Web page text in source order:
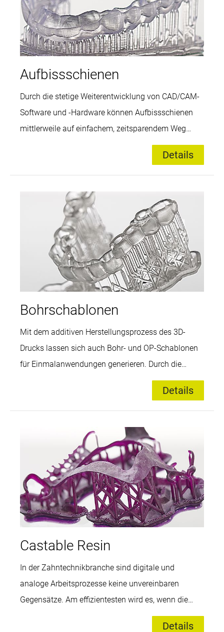
Präzision gesteigert wird. Für den Patienten
bedeutet die digitale Fertigung im 3D-Druck eine
deutlich angenehmere Behandlungsmethode im
Vergleich zu konventionellen Therapien. Die digital
erstellten, qualitativ äußerst hochwertigen
Prozesssicherheit in Kombination mit minimierter
Nachbearbeitung und Vermeidung von
Materialabfall steigert die Wertschöpfungskette für
Aufbissschienen
Durch die stetige Weiterentwicklung von CAD/CAM-
Software und -Hardware können Aufbissschienen
mittlerweile auf einfachem, zeitsparendem Weg
gefertigt werden. Sie überzeugen besonders durch
ihre extrem hohe, stets gleichbleibende Qualität,
erstaunliche Transparenz und große Langlebigkeit.
Dank exakter virtueller Modellation ist nur eine
geringe Nacharbeit der Schiene nach dem Drucken
und vor der Politur notwendig.
Details
Bohrschablonen
Mit dem additiven Herstellungsprozess des 3D-
Drucks lassen sich auch Bohr- und OP-Schablonen
für Einmalanwendungen generieren. Durch die
akkurate Positionierung der Löcher wird der
chirurgische Bohrer in der Implantologie an der
richtigen Stelle mit der korrekten Tiefe und im
exakten Winkel angesetzt. Die präzise Platzierung
des Implantats mit einer Bohrschablone reduziert
die Behandlungszeit und erhöht den
Patientenkomfort.
Details
Castable Resin
In der Zahntechnikbranche sind digitale und
analoge Arbeitsprozesse keine unvereinbaren
Gegensätze. Am effizientesten wird es, wenn die
Vorteile aus beiden Welten genutzt werden, wie beim
Details